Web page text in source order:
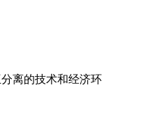
离的技术和经济环